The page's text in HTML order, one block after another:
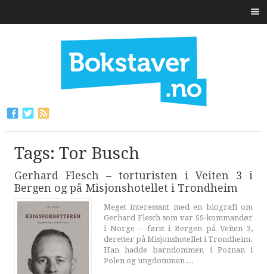
Tags: Tor Busch
Gerhard Flesch – torturisten i Veiten 3 i
Bergen og på Misjonshotellet i Trondheim
Meget interessant med en biografi om
Gerhard Flesch som var SS-kommandør
i Norge – først i Bergen på Veiten 3,
deretter på Misjonshotellet i Trondheim.
Han hadde barndommen i Poznan i
Polen og ungdommen ...